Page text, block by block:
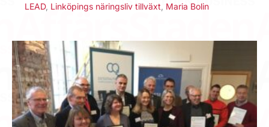
LEAD, Linköpings näringsliv tillväxt Maria Bolin